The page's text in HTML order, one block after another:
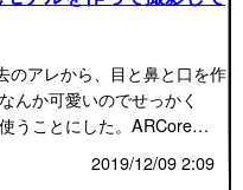
のアレから、目と鼻と口を作
んか可愛いのでせっかく
うことにした。ARCore…
2019/12/09 2:09